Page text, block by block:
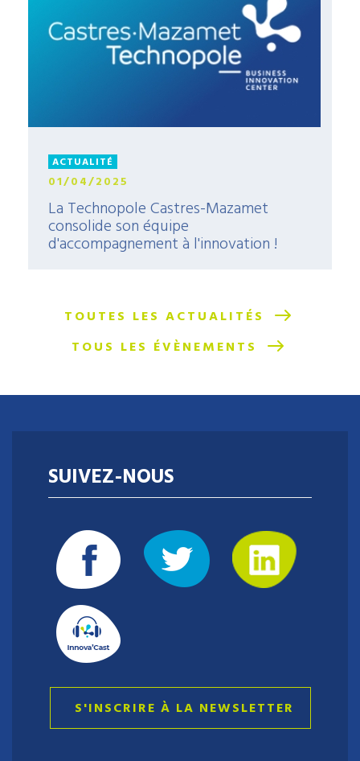
ACTUALITÉ
01/04/2025
La Technopole Castres-Mazamet
consolide son équipe
d'accompagnement à l'innovation !
l'innovation, d'accompagner les projets
rayonnement d'un territoire dynamique ?
TOUTES LES ACTUALITÉS
TOUS LES ÉVÈNEMENTS
SUIVEZ-NOUS
S'INSCRIRE À LA NEWSLETTER